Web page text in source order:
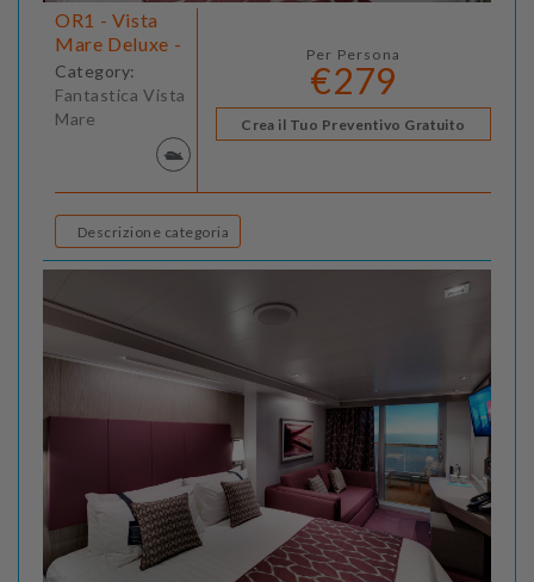
OR1 - Vista
Mare Deluxe -
Category:
Fantastica Vista
Mare
Per Persona
€279
Crea il Tuo Preventivo Gratuito
Descrizione categoria